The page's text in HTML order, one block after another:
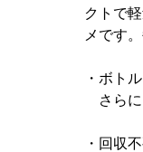
クトで
メです
・ボト
さらに
・回収